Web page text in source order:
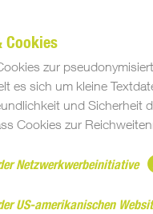
Cookies
zur
es sich um kleine
und Sicherheit
Cookies zur
Netzwerkwerbeinitiative
US-amerikanischen